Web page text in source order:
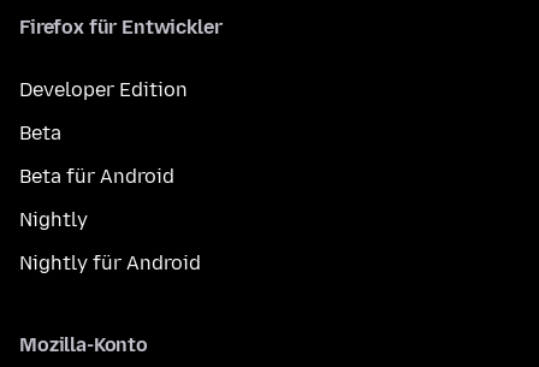
Firefox für Entwickler
Developer Edition
Beta
Beta für Android
Nightly
Nightly für Android
Mozilla-Konto